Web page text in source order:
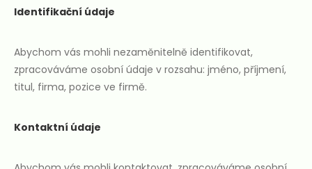
Identifikační údaje
Abychom vás mohli nezaměnitelně identifikovat,
zpracováváme osobní údaje v rozsahu: jméno, příjmení,
titul, firma, pozice ve firmě.
Kontaktní údaje